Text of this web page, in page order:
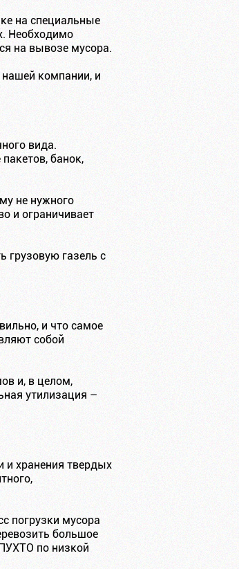
на специальные
Необходимо
на вывозе мусора.
нашей компании, и
вида.
банок,
не нужного
и ограничивает
грузовую газель с
и что самое
собой
и, в целом,
утилизация –
и хранения твердых
погрузки мусора
большое
по низкой